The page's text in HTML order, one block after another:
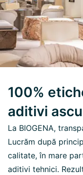
100%
aditivi
La BIOGENA,
Lucrăm după
calitate, în mare
aditivi tehnici.